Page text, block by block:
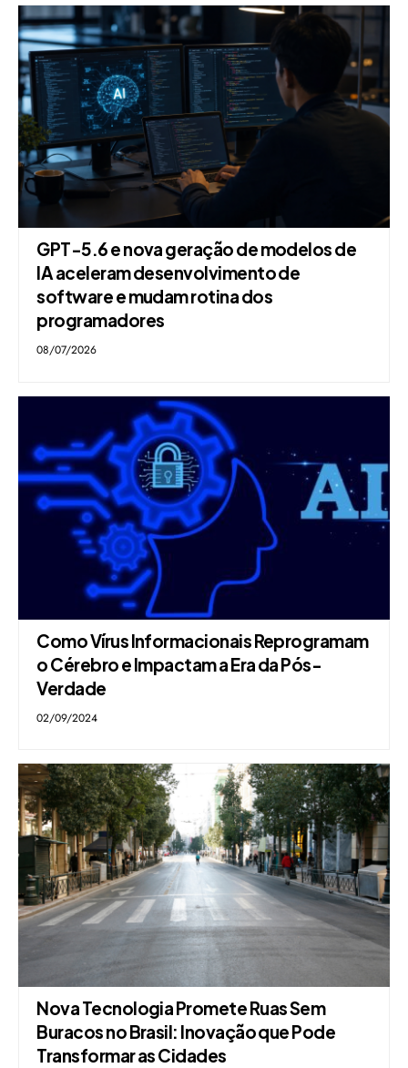
GPT-5.6 e nova geração de modelos de
IA aceleram desenvolvimento de
software e mudam rotina dos
programadores
08/07/2026
Como Vírus Informacionais Reprogramam
o Cérebro e Impactam a Era da Pós-
Verdade
02/09/2024
Nova Tecnologia Promete Ruas Sem
Buracos no Brasil: Inovação que Pode
Transformar as Cidades